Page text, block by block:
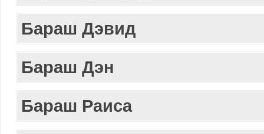
Бараш Дэвид
Бараш Дэн
Бараш Раиса